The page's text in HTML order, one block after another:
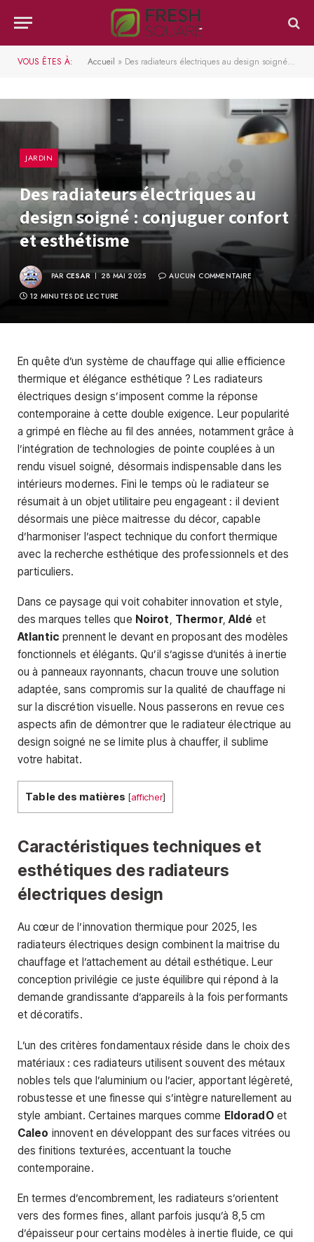
VOUS ÊTES À: Accueil » Des radiateurs électriques au design soigné : conjuguer confort et esthétisme
JARDIN
Des radiateurs électriques au
design soigné : conjuguer confort
et esthétisme
PAR CESAR 28 MAI 2025
AUCUN COMMENTAIRE
12 MINUTES DE LECTURE
En quête d’un système de chauffage qui allie efficience
thermique et élégance esthétique ? Les radiateurs
électriques design s’imposent comme la réponse
contemporaine à cette double exigence. Leur popularité
a grimpé en flèche au fil des années, notamment grâce à
l’intégration de technologies de pointe couplées à un
rendu visuel soigné, désormais indispensable dans les
intérieurs modernes. Fini le temps où le radiateur se
résumait à un objet utilitaire peu engageant : il devient
désormais une pièce maitresse du décor, capable
d’harmoniser l’aspect technique du confort thermique
avec la recherche esthétique des professionnels et des
particuliers.
Dans ce paysage qui voit cohabiter innovation et style,
des marques telles que Noirot, Thermor,Aldé et
Atlantic prennent le devant en proposant des modèles
fonctionnels et élégants. Qu’il s’agisse d’unités à inertie
ou à panneaux rayonnants, chacun trouve une solution
adaptée, sans compromis sur la qualité de chauffage ni
sur la discrétion visuelle. Nous passerons en revue ces
aspects afin de démontrer que le radiateur électrique au
design soigné ne se limite plus à chauffer, il sublime
votre habitat.
Table des matières [afficher]
Caractéristiques techniques et
esthétiques des radiateurs
électriques design
Au cœur de l’innovation thermique pour 2025, les
radiateurs électriques design combinent la maitrise du
chauffage et l’attachement au détail esthétique. Leur
conception privilégie ce juste équilibre qui répond à la
demande grandissante d’appareils à la fois performants
et décoratifs.
L’un des critères fondamentaux réside dans le choix des
matériaux : ces radiateurs utilisent souvent des métaux
nobles tels que l’aluminium ou l’acier, apportant légèreté,
robustesse et une finesse qui s’intègre naturellement au
style ambiant. Certaines marques comme EldoradOet
Caleo innovent en développant des surfaces vitrées ou
des finitions texturées, accentuant la touche
contemporaine.
En termes d’encombrement, les radiateurs s’orientent
vers des formes fines, allant parfois jusqu’à 8,5 cm
d’épaisseur pour certains modèles à inertie fluide, ce qui